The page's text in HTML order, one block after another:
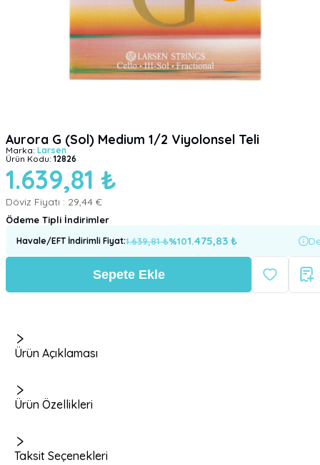
Aurora G (Sol) Medium 1/2 Viyolonsel Teli
Marka: Larsen
Ürün Kodu: 12826
1.639,81 ₺
Döviz Fiyatı : 29,44 €
Ödeme Tipli İndirimler
Havale/EFT İndirimli Fiyat:1.639,81₺%101.475,83 ₺
Sepete Ekle
Ürün Açıklaması
Ürün Özellikleri
Taksit Seçenekleri